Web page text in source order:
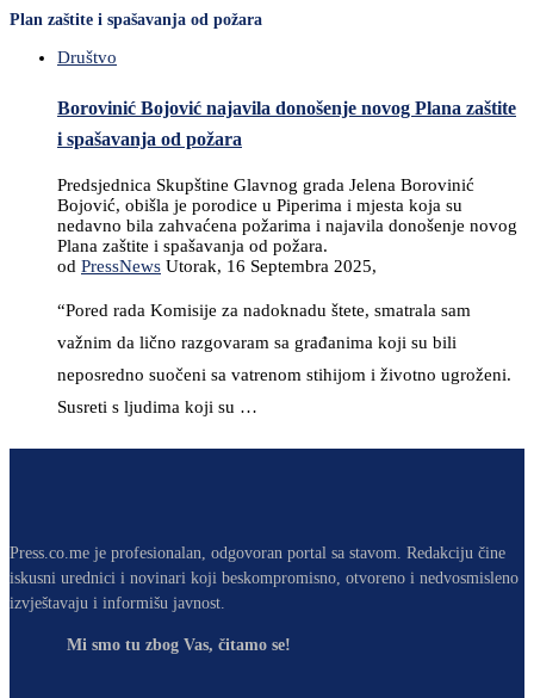
Plan zaštite i spašavanja od požara
Društvo
Borovinić Bojović najavila donošenje novog Plana zaštite
i spašavanja od požara
Predsjednica Skupštine Glavnog grada Jelena Borovinić
Bojović, obišla je porodice u Piperima i mjesta koja su
nedavno bila zahvaćena požarima i najavila donošenje novog
Plana zaštite i spašavanja od požara.
od PressNews Utorak, 16 Septembra 2025,
“Pored rada Komisije za nadoknadu štete, smatrala sam
važnim da lično razgovaram sa građanima koji su bili
neposredno suočeni sa vatrenom stihijom i životno ugroženi.
Susreti s ljudima koji su …
Press.co.me je profesionalan, odgovoran portal sa stavom. Redakciju čine
iskusni urednici i novinari koji beskompromisno, otvoreno i nedvosmisleno
izvještavaju i informišu javnost.
Mi smo tu zbog Vas, čitamo se!